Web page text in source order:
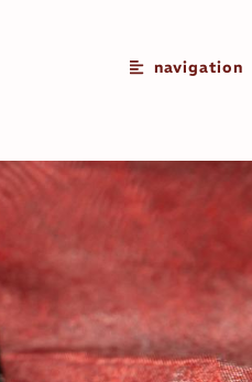
navigation